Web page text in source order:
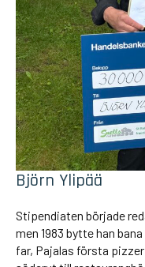
Björn Ylipää
Stipendiaten började
men 1983 bytte han
far, Pajalas första